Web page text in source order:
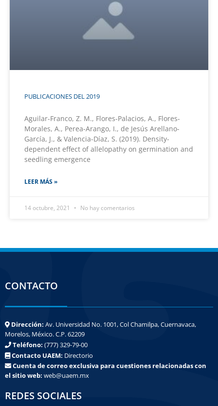
PUBLICACIONES DEL 2019
Aguilar-Franco, Z. M., Flores-Palacios, A., Flores-
Morales, A., Perea-Arango, I., de Jesús Arellano-
García, J., & Valencia-Díaz, S. (2019). Density-
dependent effect of allelopathy on germination and
seedling emergence
LEER MÁS »
14 octubre, 2021 No hay comentarios
CONTACTO
Dirección: Av. Universidad No. 1001, Col Chamilpa, Cuernavaca,
Morelos, México. C.P. 62209
Teléfono: (777) 329-79-00
Contacto UAEM: Directorio
Cuenta de correo exclusiva para cuestiones relacionadas con
el sitio web: web@uaem.mx
REDES SOCIALES